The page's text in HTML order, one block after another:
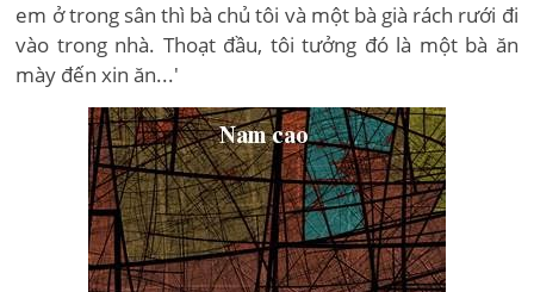
em ở trong sân thì bà chủ tôi và một bà già rách rưới đi
vào trong nhà. Thoạt đầu, tôi tưởng đó là một bà ăn
mày đến xin ăn...'